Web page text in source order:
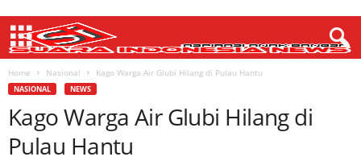
Home Nasional Kago Warga Air Glubi Hilang di Pulau Hantu
NASIONAL NEWS
Kago Warga Air Glubi Hilang di
Pulau Hantu